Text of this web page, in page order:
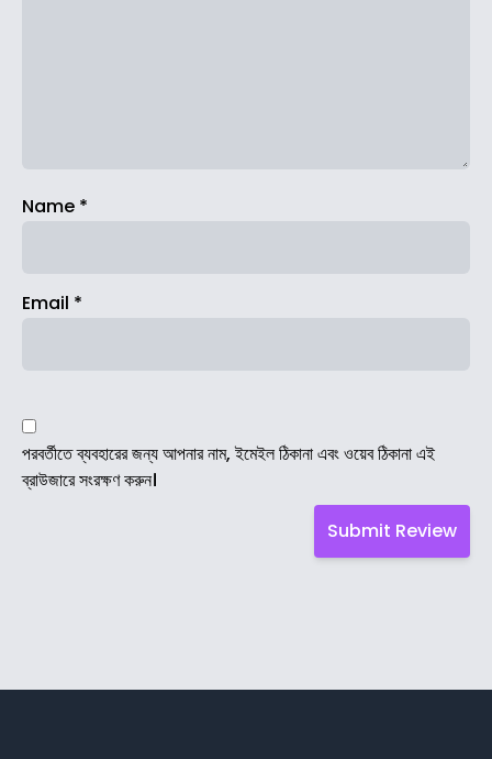
Name *
Email *
পরবর্তীতে ব্যবহারের জন্য আপনার নাম, ইমেইল ঠিকানা এবং ওয়েব ঠিকানা এই
ব্রাউজারে সংরক্ষণ করুন।